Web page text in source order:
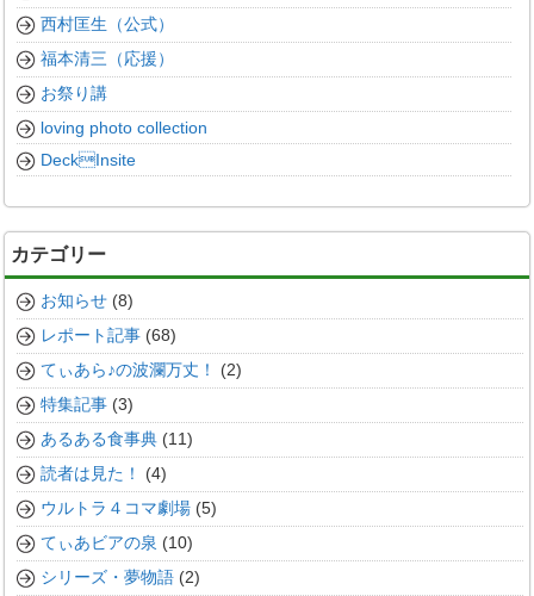
西村匡生（公式）
福本清三（応援）
お祭り講
loving photo collection
DeckInsite
カテゴリー
お知らせ (8)
レポート記事 (68)
てぃあら♪の波瀾万丈！
(2)
特集記事 (3)
あるある食事典 (11)
読者は見た！
(4)
ウルトラ４コマ劇場 (5)
てぃあビアの泉 (10)
シリーズ・夢物語 (2)